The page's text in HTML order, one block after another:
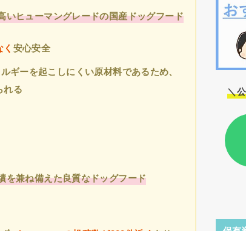
ヒューマングレードの国産ドッグフード
安心安全
ギーを起こしにくい原材料であるため、
れる
兼ね備えた良質なドッグフード
＼